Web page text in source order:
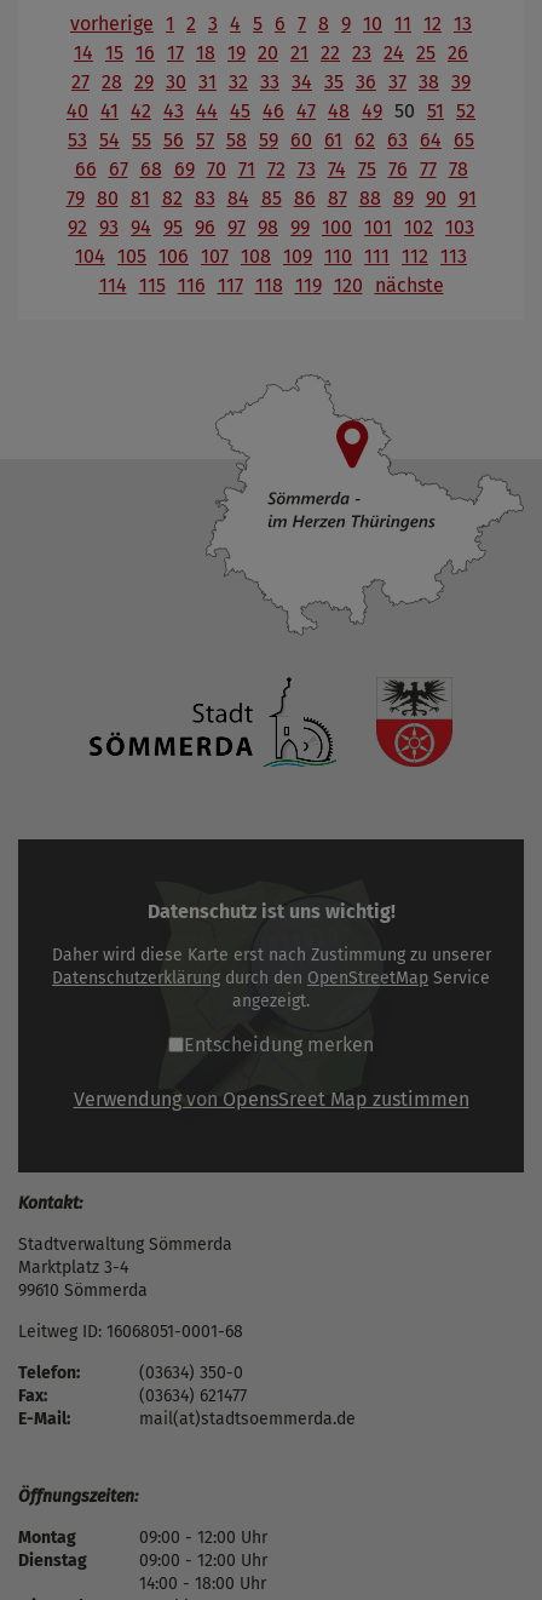
vorherige 1 2 3 4 5 6 7 8 9 10 11 12 13
14 15 16 17 18 19 20 21 22 23 24 25 26
27 28 29 30 31 32 33 34 35 36 37 38 39
40 41 42 43 44 45 46 47 48 49 50 51
52
53 54 55 56 57 58 59 60 61 62 63 64
65
66
67 68 69 70 71 72 73 74 75 76 77 78
79 80 81 82 83 84 85 86 87 88 89 90 91
92 93 94 95 96 97 98 99 100 101 102 103
104 105 106 107 108 109 110 111 112 113
114 115 116 117 118 119 120 nächste
Datenschutz ist uns wichtig!
Daher wird diese Karte erst nach Zustimmung zu unserer
Datenschutzerklärung durch den OpenStreetMap Service
angezeigt.
Entscheidung merken
Verwendung von OpensSreet Map zustimmen
Kontakt:
Stadtverwaltung Sömmerda
Marktplatz 3-4
99610 Sömmerda
Leitweg ID: 16068051-0001-68
Telefon:
(03634) 350-0
Fax:
(03634) 621477
E-Mail:
mail(at)stadtsoemmerda.de
Öffnungszeiten:
Montag
09:00 - 12:00 Uhr
Dienstag
09:00 - 12:00 Uhr
14:00 - 18:00 Uhr